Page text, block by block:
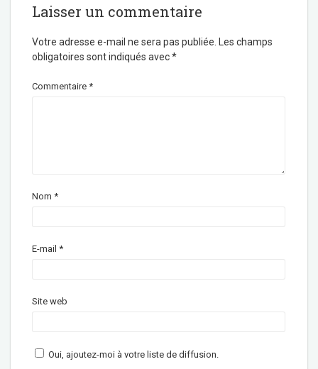
Laisser un commentaire
Votre adresse e-mail ne sera pas publiée. Les champs
obligatoires sont indiqués avec*
Commentaire *
Nom *
E-mail *
Site web
Oui, ajoutez-moi à votre liste de diffusion.